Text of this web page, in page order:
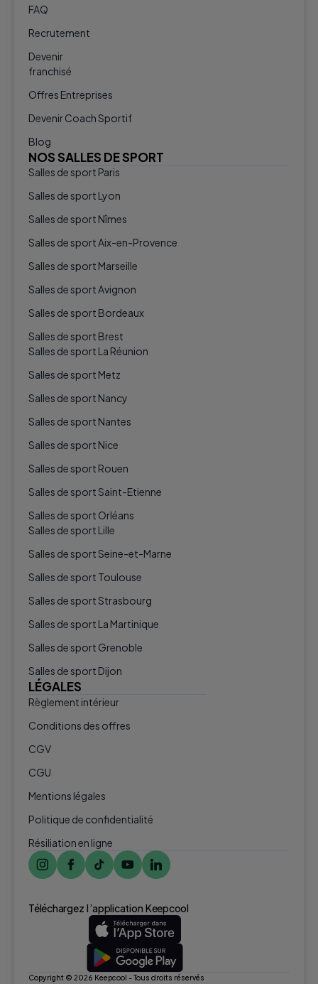
FAQ
Recrutement
Devenir
franchisé
Offres Entreprises
Devenir Coach Sportif
Blog
NOS SALLES DE SPORT
Salles de sport Paris
Salles de sport Lyon
Salles de sport Nîmes
Salles de sport Aix-en-Provence
Salles de sport Marseille
Salles de sport Avignon
Salles de sport Bordeaux
Salles de sport Brest
Salles de sport La Réunion
Salles de sport Metz
Salles de sport Nancy
Salles de sport Nantes
Salles de sport Nice
Salles de sport Rouen
Salles de sport Saint-Etienne
Salles de sport Orléans
Salles de sport Lille
Salles de sport Seine-et-Marne
Salles de sport Toulouse
Salles de sport Strasbourg
Salles de sport La Martinique
Salles de sport Grenoble
Salles de sport Dijon
LÉGALES
Règlement intérieur
Conditions des offres
CGV
CGU
Mentions légales
Politique de confidentialité
Résiliation en ligne
Téléchargez l ’application Keepcool
Copyright © 2026 Keepcool - Tous droits réservés